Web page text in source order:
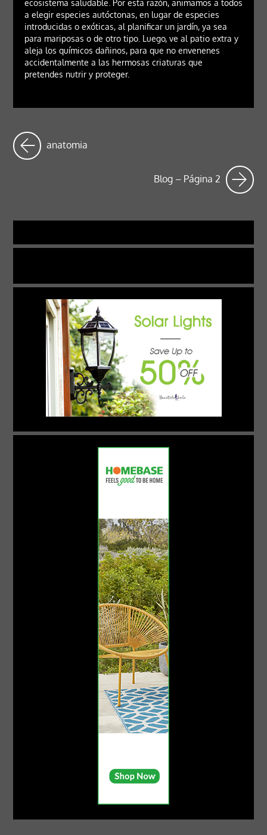
ecosistema saludable. Por esta razón, animamos a todos
a elegir especies autóctonas, en lugar de especies
introducidas o exóticas, al planificar un jardín, ya sea
para mariposas o de otro tipo. Luego, ve al patio extra y
aleja los químicos dañinos, para que no envenenes
accidentalmente a las hermosas criaturas que
pretendes nutrir y proteger.
anatomia
Blog – Página 2